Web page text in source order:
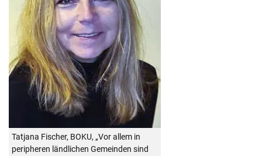
Tatjana Fischer, BOKU, „Vor allem in
peripheren ländlichen Gemeinden sind